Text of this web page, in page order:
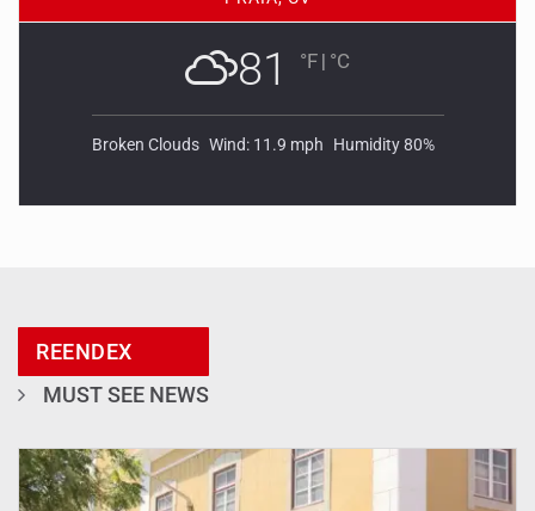
81 °F | °C
Broken Clouds Wind: 11.9 mph Humidity 80%
REENDEX
MUST SEE NEWS